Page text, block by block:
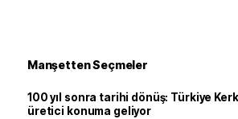
Manşetten Seçmeler
100 yıl sonra tarihi dönüş: Türkiye
üretici konuma geliyor